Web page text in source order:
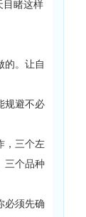
目睹这样
。让自
规避不必
，三个左
三个品种
必须先确